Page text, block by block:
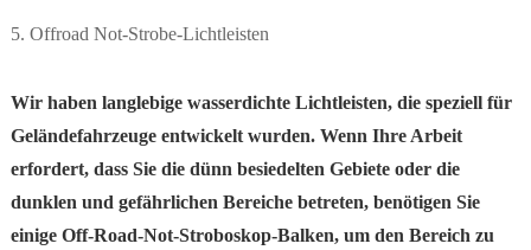
5. Offroad Not-Strobe-Lichtleisten
Wir haben langlebige wasserdichte Lichtleisten, die speziell für
Geländefahrzeuge entwickelt wurden. Wenn Ihre Arbeit
erfordert, dass Sie die dünn besiedelten Gebiete oder die
dunklen und gefährlichen Bereiche betreten, benötigen Sie
einige Off-Road-Not-Stroboskop-Balken, um den Bereich zu